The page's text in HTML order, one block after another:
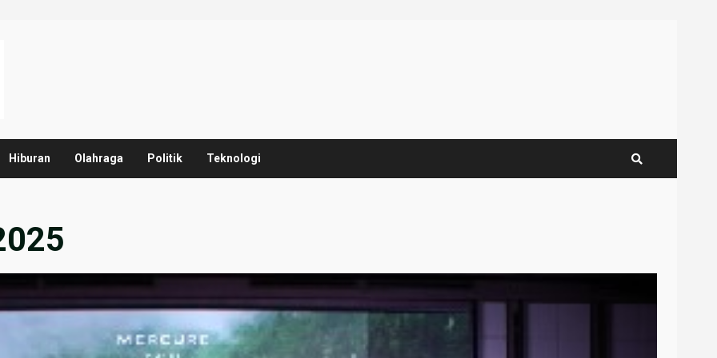
Hiburan Olahraga Politik Teknologi